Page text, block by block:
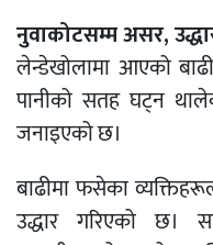
नुवाकोटसम्म असर,
लेन्डेखोलामा आएको
पानीको सतह घट्न
जनाइएको छ।
बाढीमा फसेका
उद्धार गरिएको छ।